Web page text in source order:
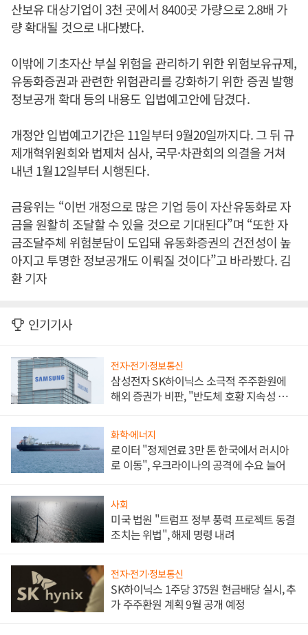
산보유 대상기업이 3천 곳에서 8400곳 가량으로 2.8배 가
량 확대될 것으로 내다봤다.
이밖에 기초자산 부실 위험을 관리하기 위한 위험보유규제,
유동화증권과 관련한 위험관리를 강화하기 위한 증권 발행
정보공개 확대 등의 내용도 입법예고안에 담겼다.
개정안 입법예고기간은 11일부터 9월20일까지다. 그 뒤 규
제개혁위원회와 법제처 심사, 국무·차관회의 의결을 거쳐
내년 1월12일부터 시행된다.
금융위는 “이번 개정으로 많은 기업 등이 자산유동화로 자
금을 원활히 조달할 수 있을 것으로 기대된다”며 “또한 자
금조달주체 위험분담이 도입돼 유동화증권의 건전성이 높
아지고 투명한 정보공개도 이뤄질 것이다”고 바라봤다. 김
환 기자
인기기사
전자·전기·정보통신
삼성전자 SK하이닉스 소극적 주주환원에
해외 증권가 비판, "반도체 호황 지속성 의
화학·에너지
로이터 "정제연료 3만 톤 한국에서 러시아
로 이동", 우크라이나의 공격에 수요 늘어
사회
미국 법원 "트럼프 정부 풍력 프로젝트 동결
조치는 위법", 해제 명령 내려
전자·전기·정보통신
SK하이닉스 1주당 375원 현금배당 실시, 추
가 주주환원 계획 9월 공개 예정